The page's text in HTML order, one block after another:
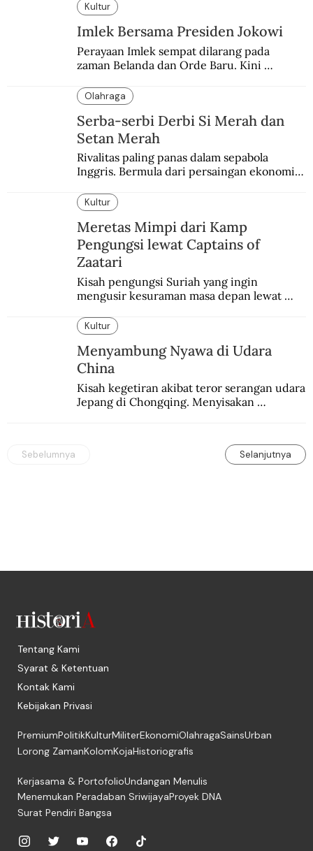
Kultur
Imlek Bersama Presiden Jokowi
Perayaan Imlek sempat dilarang pada
zaman Belanda dan Orde Baru. Kini
Olahraga
Serba-serbi Derbi Si Merah dan
Setan Merah
Rivalitas paling panas dalam sepabola
Inggris. Bermula dari persaingan ekonomi
Kultur
Meretas Mimpi dari Kamp
Pengungsi lewat Captains of
Zaatari
Kisah pengungsi Suriah yang ingin
mengusir kesuraman masa depan lewat
humanis.
Kultur
Menyambung Nyawa di Udara
China
Kisah kegetiran akibat teror serangan udara
Jepang di Chongqing. Menyisakan
Sebelumnya Selanjutnya
Tentang Kami
Syarat & Ketentuan
Kontak Kami
Kebijakan Privasi
PremiumPolitikKulturMiliterEkonomiOlahragaSainsUrban
Lorong ZamanKolomKojaHistoriografis
Kerjasama & PortofolioUndangan Menulis
Menemukan Peradaban SriwijayaProyek DNA
Surat Pendiri Bangsa